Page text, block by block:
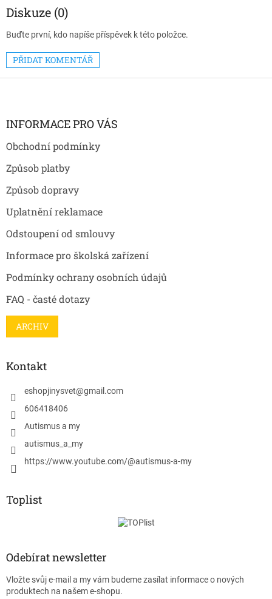
Diskuze (0)
Buďte první, kdo napíše příspěvek k této položce.
PŘIDAT KOMENTÁŘ
Z
INFORMACE PRO VÁS
Obchodní podmínky
Způsob platby
Způsob dopravy
Uplatnění reklamace
Odstoupení od smlouvy
Informace pro školská zařízení
Podmínky ochrany osobních údajů
FAQ - časté dotazy
ARCHIV
Kontakt
eshopjinysvet@gmail.com
606418406
Autismus a my
autismus_a_my
https://www.youtube.com/@autismus-a-my
Toplist
Odebírat newsletter
Vložte svůj e-mail a my vám budeme zasílat informace o nových
produktech na našem e-shopu.